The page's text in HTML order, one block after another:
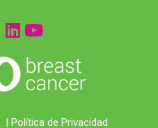
| Política de Privacidad